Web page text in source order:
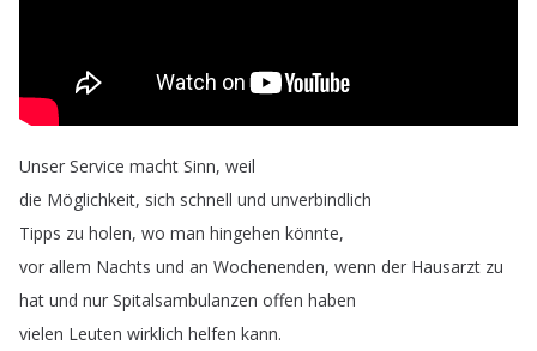
Unser Service macht Sinn, weil
die Möglichkeit, sich schnell und unverbindlich
Tipps zu holen, wo man hingehen könnte,
vor allem Nachts und an Wochenenden, wenn der Hausarzt zu
hat und nur Spitalsambulanzen offen haben
vielen Leuten wirklich helfen kann.